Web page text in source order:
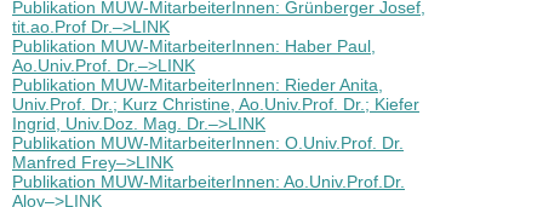
Publikation MUW-MitarbeiterInnen: Grünberger Josef,
tit.ao.Prof Dr.–>LINK
Publikation MUW-MitarbeiterInnen: Haber Paul,
Ao.Univ.Prof. Dr.–>LINK
Publikation MUW-MitarbeiterInnen: Rieder Anita,
Univ.Prof. Dr.; Kurz Christine, Ao.Univ.Prof. Dr.; Kiefer
Ingrid, Univ.Doz. Mag. Dr.–>LINK
Publikation MUW-MitarbeiterInnen: O.Univ.Prof. Dr.
Manfred Frey–>LINK
Publikation MUW-MitarbeiterInnen: Ao.Univ.Prof.Dr.
Aloy–>LINK